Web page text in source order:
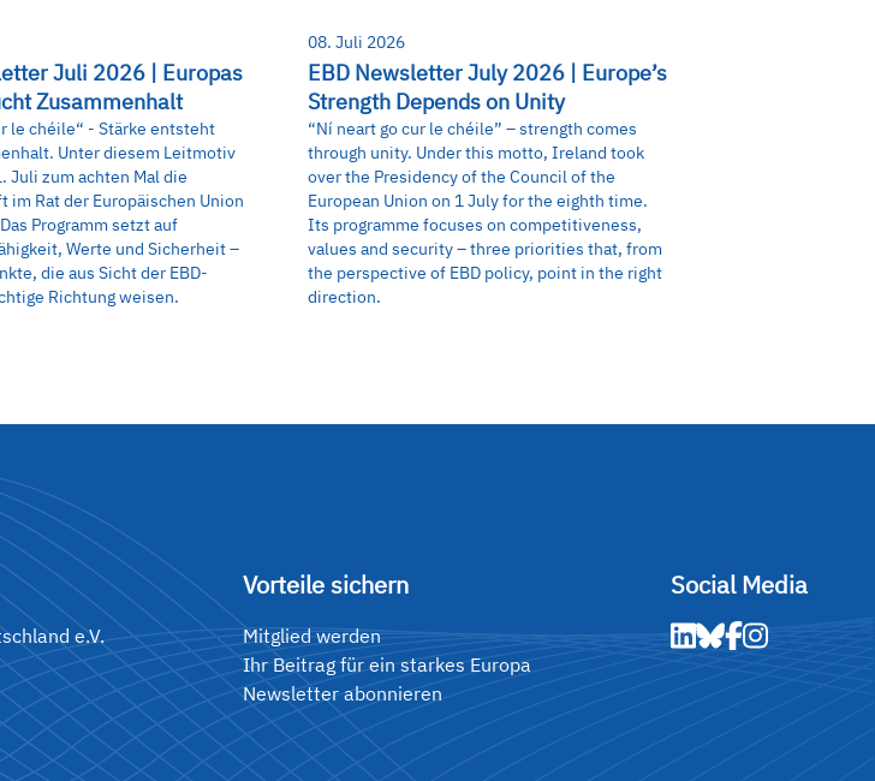
Juli 2026 | Europas
Zusammenhalt
le chéile“ - Stärke entsteht
Unter diesem Leitmotiv
Juli zum achten Mal die
im Rat der Europäischen Union
Programm setzt auf
Werte und Sicherheit –
die aus Sicht der EBD-
Richtung weisen.
08. Juli 2026
EBD Newsletter July 2026 | Europe’s
Strength Depends on Unity
“Ní neart go cur le chéile” – strength comes
through unity. Under this motto, Ireland took
over the Presidency of the Council of the
European Union on 1 July for the eighth time.
Its programme focuses on competitiveness,
values and security – three priorities that, from
the perspective of EBD policy, point in the right
direction.
e.V.
Vorteile sichern
Mitglied werden
Ihr Beitrag für ein starkes Europa
Newsletter abonnieren
Social Media